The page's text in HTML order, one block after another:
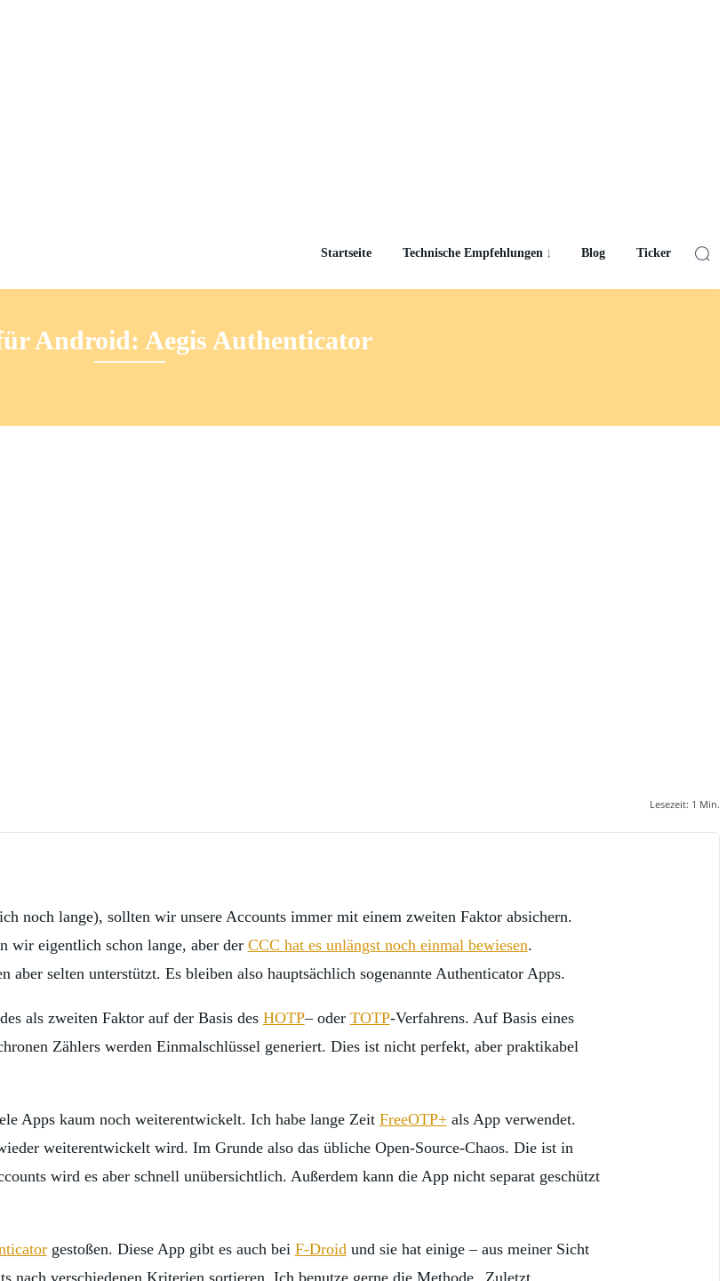
Startseite Technische Empfehlungen Blog Ticker
Android: Aegis Authenticator
Lesezeit: 1 Min.
noch lange), sollten wir unsere Accounts immer mit einem zweiten Faktor absichern.
wir eigentlich schon lange, aber der CCC hat es unlängst noch einmal bewiesen.
aber selten unterstützt. Es bleiben also hauptsächlich sogenannte Authenticator Apps.
als zweiten Faktor auf der Basis des HOTP– oder TOTP-Verfahrens. Auf Basis eines
Zählers werden Einmalschlüssel generiert. Dies ist nicht perfekt, aber praktikabel
Apps kaum noch weiterentwickelt. Ich habe lange Zeit FreeOTP+als App verwendet.
weiterentwickelt wird. Im Grunde also das übliche Open-Source-Chaos. Die ist in
wird es aber schnell unübersichtlich. Außerdem kann die App nicht separat geschützt
gestoßen. Diese App gibt es auch bei F-Droidund sie hat einige – aus meiner Sicht